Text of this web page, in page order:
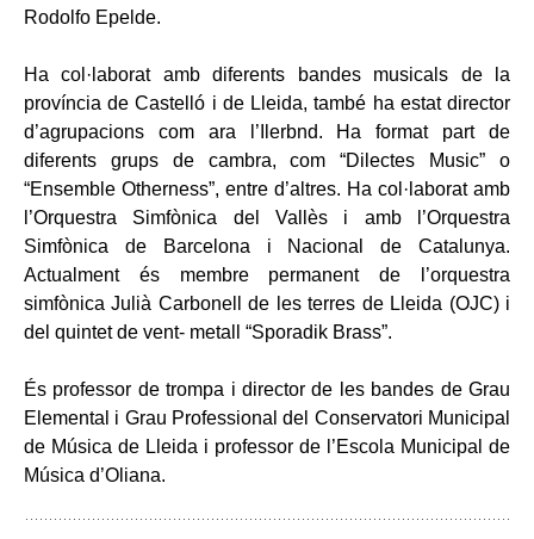
Rodolfo Epelde.
Ha col·laborat amb diferents bandes musicals de la
província de Castelló i de Lleida, també ha estat director
d’agrupacions com ara l’Ilerbnd. Ha format part de
diferents grups de cambra, com “Dilectes Music” o
“Ensemble Otherness”, entre d’altres. Ha col·laborat amb
l’Orquestra Simfònica del Vallès i amb l’Orquestra
Simfònica de Barcelona i Nacional de Catalunya.
Actualment és membre permanent de l’orquestra
simfònica Julià Carbonell de les terres de Lleida (OJC) i
del quintet de vent- metall “Sporadik Brass”.
És professor de trompa i director de les bandes de Grau
Elemental i Grau Professional del Conservatori Municipal
de Música de Lleida i professor de l’Escola Municipal de
Música d’Oliana.